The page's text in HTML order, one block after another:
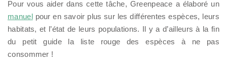
Pour vous aider dans cette tâche, Greenpeace a élaboré un
manuelpour en savoir plus sur les différentes espèces, leurs
habitats, et l’état de leurs populations. Il y a d’ailleurs à la fin
du petit guide la liste rouge des espèces à ne pas
consommer !